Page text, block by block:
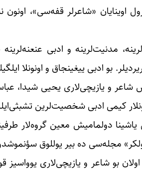
اوینایان «شاعرلر قفه‌سی»،
مدنیت‌لرینه و ادبی
بو ادبی ییغینجاق و اونونلا
شاعر و یازیچی‌لاری یحیی
کیمی ادبی شخصیت‌لرین
دولمامیش معین گروه‌لار
مجله‌سی ده بیر یوللوق
بو شاعر و یازیچی‌لاری